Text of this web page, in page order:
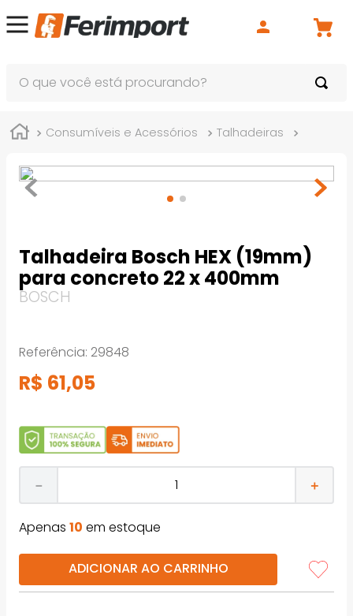
Consumíveis e Acessórios Talhadeiras
Talhadeira Bosch HEX (19mm)
para concreto 22 x 400mm
BOSCH
Referência: 29848
R$ 61,05
＋
－
Apenas 10 em estoque
ADICIONAR AO CARRINHO